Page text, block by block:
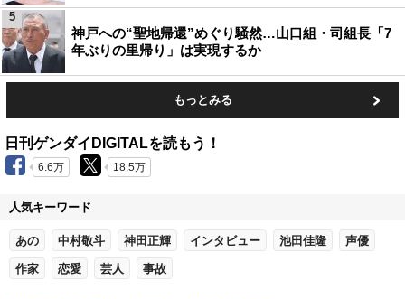
神戸への“聖地帰還”めぐり騒然…山口組・司組長「7
年ぶりの里帰り」は実現するか
5
もっとみる
日刊ゲンダイDIGITALを読もう！
6.6万 18.5万
人気キーワード
あの 中村敬斗 神田正輝 インタビュー 池田佳隆 声優
作家 恋愛 芸人 事故